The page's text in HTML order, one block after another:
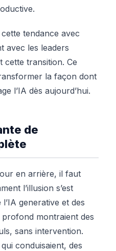
tendance avec
avec les leaders
cette transition. Ce
la façon dont
l’IA dès aujourd’hui.
de
en arrière, il faut
l’illusion s’est
generative et des
profond montraient des
sans intervention.
conduisaient, des